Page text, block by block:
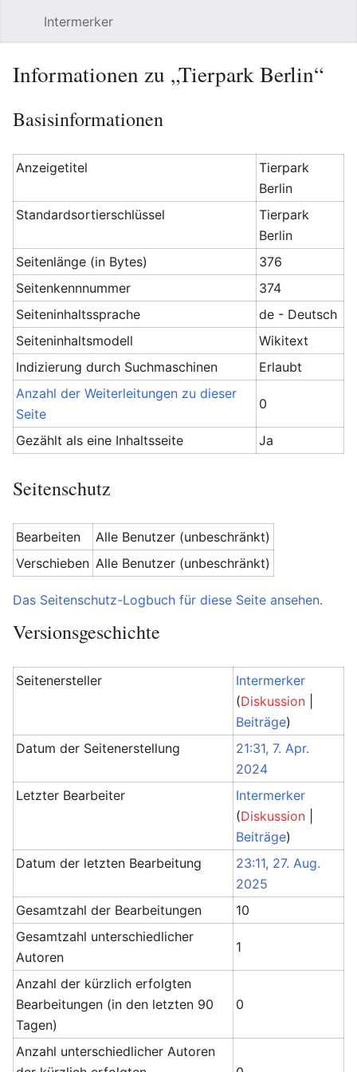
Intermerker
Informationen zu „Tierpark Berlin“
Basisinformationen
Anzeigetitel
Tierpark
Berlin
Standardsortierschlüssel
Tierpark
Berlin
Seitenlänge (in Bytes)
376
Seitenkennnummer
374
Seiteninhaltssprache
de - Deutsch
Seiteninhaltsmodell
Wikitext
Indizierung durch Suchmaschinen
Erlaubt
Anzahl der Weiterleitungen zu dieser
Seite
0
Gezählt als eine Inhaltsseite Ja
Seitenschutz
Bearbeiten
Alle Benutzer (unbeschränkt)
Verschieben Alle Benutzer (unbeschränkt)
Das Seitenschutz-Logbuch für diese Seite ansehen.
Versionsgeschichte
Seitenersteller
Intermerker
(Diskussion
Beiträge)
Datum der Seitenerstellung
21:31, 7. Apr.
2024
Letzter Bearbeiter
Intermerker
(Diskussion
Beiträge)
Datum der letzten Bearbeitung
23:11, 27. Aug.
2025
Gesamtzahl der Bearbeitungen
10
Gesamtzahl unterschiedlicher
Autoren
1
Anzahl der kürzlich erfolgten
Bearbeitungen (in den letzten 90
Tagen)
0
Anzahl unterschiedlicher Autoren